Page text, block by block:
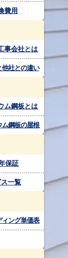
費用
事会社とは
他社との違い
ム鋼板とは
ム鋼板の屋根
保証
一覧
ィング単価表